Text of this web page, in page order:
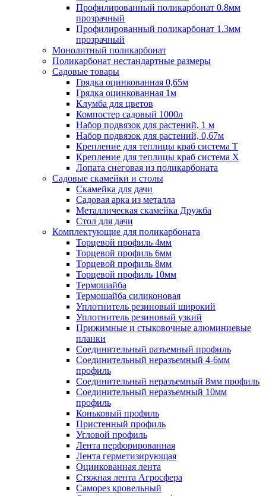
Профилированный поликарбонат 0.8мм
прозрачный
Профилированный поликарбонат 1.3мм
прозрачный
Монолитный поликарбонат
Поликарбонат нестандартные размеры
Садовые товары
Грядка оцинкованная 0,65м
Грядка оцинкованная 1м
Клумба для цветов
Компостер садовый 1000л
Набор подвязок для растений, 1 м
Набор подвязок для растений, 0,67м
Крепление для теплицы краб система Т
Крепление для теплицы краб система Х
Лопата снеговая из поликарбоната
Садовые скамейки и столы
Скамейка для дачи
Садовая арка из металла
Металлическая скамейка Дружба
Стол для дачи
Комплектующие для поликарбоната
Торцевой профиль 4мм
Торцевой профиль 6мм
Торцевой профиль 8мм
Торцевой профиль 10мм
Термошайба
Термошайба силиконовая
Уплотнитель резиновый широкий
Уплотнитель резиновый узкий
Прижимные и стыковочные алюминиевые
планки
Соединительный разъемный профиль
Соединительный неразъемный 4-6мм
профиль
Соединительный неразъемный 8мм профиль
Соединительный неразъемный 10мм
профиль
Коньковый профиль
Пристенный профиль
Угловой профиль
Лента перфорированная
Лента герметизирующая
Оцинкованная лента
Стяжная лента Агросфера
Саморез кровельный